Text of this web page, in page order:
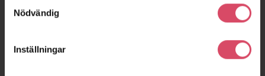
Nödvändig
Inställningar